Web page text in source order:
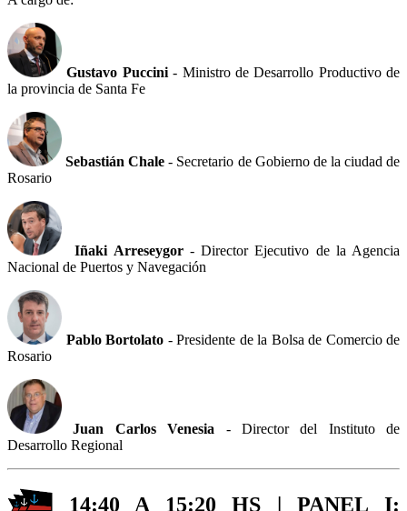
Gustavo Puccini- Ministro de Desarrollo Productivo de
la provincia de Santa Fe
Sebastián Chale - Secretario de Gobierno de la ciudad de
Rosario
Iñaki Arreseygor- Director Ejecutivo de la Agencia
Nacional de Puertos y Navegación
Pablo Bortolato - Presidente de la Bolsa de Comercio de
Rosario
Juan Carlos Venesia - Director del Instituto de
Desarrollo Regional
14:40 A 15:20 HS | PANEL I: